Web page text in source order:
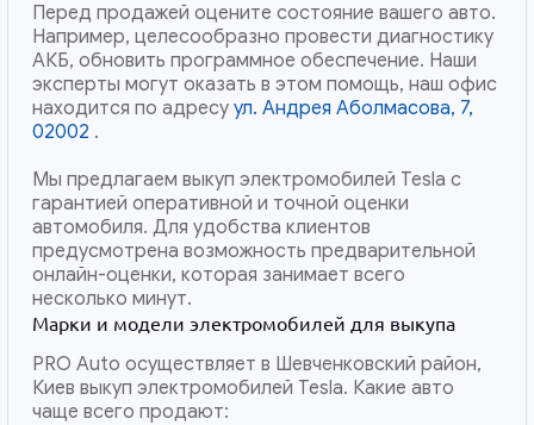
Перед продажей оцените состояние вашего авто.
Например, целесообразно провести диагностику
АКБ, обновить программное обеспечение. Наши
эксперты могут оказать в этом помощь, наш офис
находится по адресу ул. Андрея Аболмасова, 7,
02002 .
Мы предлагаем выкуп электромобилей Tesla с
гарантией оперативной и точной оценки
автомобиля. Для удобства клиентов
предусмотрена возможность предварительной
онлайн-оценки, которая занимает всего
несколько минут.
Марки и модели электромобилей для выкупа
PRO Auto осуществляет в Шевченковский район,
Киев выкуп электромобилей Tesla. Какие авто
чаще всего продают: